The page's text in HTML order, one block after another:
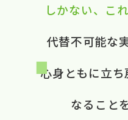
しかない、​こ
代替不可能な​
心身ともに​立ち
なる​こと